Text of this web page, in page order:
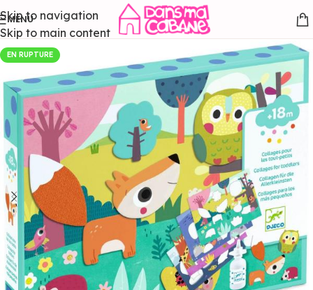
Skip to navigation
Skip to main content
MENU
EN RUPTURE